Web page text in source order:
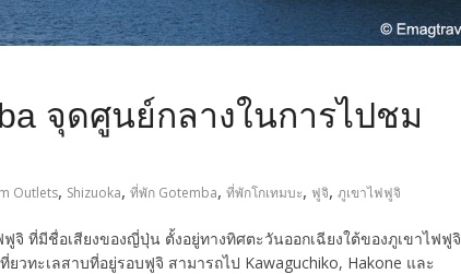
จุดศูนย์กลางในการไปชม
Outlets, Shizuoka, ที่พัก Gotemba, ที่พักโกเทมบะ, ฟูจิ, ภูเขาไฟฟูจิ
ฟูจิ ที่มีชื่อเสียงของญี่ปุ่น ตั้งอยู่ทางทิศตะวันออกเฉียงใต้ของภูเขาไฟฟูจิ
ยวทะเลสาบที่อยู่รอบฟูจิ สามารถไป Kawaguchiko, Hakone และ